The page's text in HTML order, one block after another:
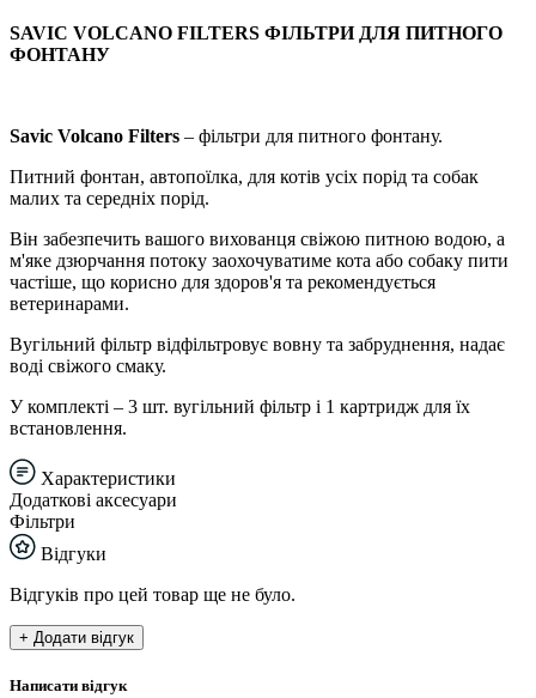
SAVIC VOLCANO FILTERS ФІЛЬТРИ ДЛЯ ПИТНОГО
ФОНТАНУ
Savic Volcano Filters – фільтри для питного фонтану.
Питний фонтан, автопоїлка, для котів усіх порід та собак
малих та середніх порід.
Він забезпечить вашого вихованця свіжою питною водою, а
м'яке дзюрчання потоку заохочуватиме кота або собаку пити
частіше, що корисно для здоров'я та рекомендується
ветеринарами.
Вугільний фільтр відфільтровує вовну та забруднення, надає
воді свіжого смаку.
У комплекті – 3 шт. вугільний фільтр і 1 картридж для їх
встановлення.
Характеристики
Додаткові аксесуари
Фільтри
Відгуки
Відгуків про цей товар ще не було.
+ Додати відгук
Написати відгук